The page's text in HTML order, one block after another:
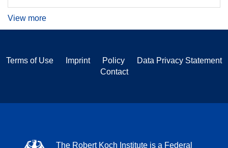
View more
Terms of Use Imprint Policy
Data Privacy Statement
Contact
The Robert Koch Institute is a Federal